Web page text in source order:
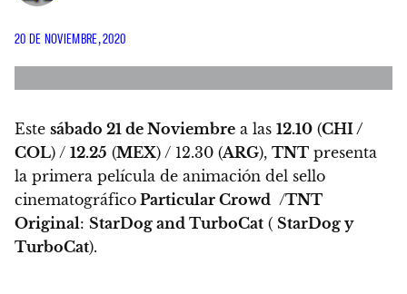
20 DE NOVIEMBRE, 2020
Este sábado 21 de Noviembre a las 12.10 (CHI /
COL) / 12.25 (MEX) / 12.30 (ARG), TNT presenta
la primera película de animación del sello
cinematográfico Particular Crowd /TNT
Original: StarDog and TurboCat ( StarDog y
TurboCat).